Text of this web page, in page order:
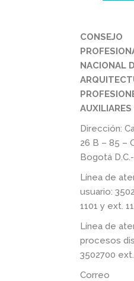
CONSEJO
NACIONAL
Dirección:
26 B – 85 –
Bogotá
Línea de
usuario:
1101 y ext.
Línea de
procesos
3502700 ext.
Correo